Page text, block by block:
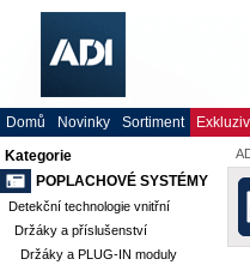
Domů Novinky Sortiment
Kategorie
POPLACHOVÉ SYSTÉMY
Detekční technologie vnitřní
Držáky a příslušenství
Držáky a PLUG-IN moduly